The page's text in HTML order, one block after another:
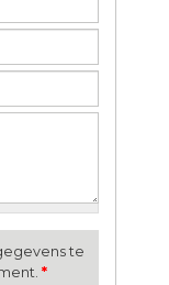
te
*